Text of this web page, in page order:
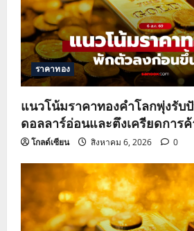
ราคาทอง
แนวโน้มราคาทองคำโลกพุ่งรับ
ดอลลาร์อ่อนและตึงเครียดการ
โกลด์เซียน สิงหาคม 6, 2026 0